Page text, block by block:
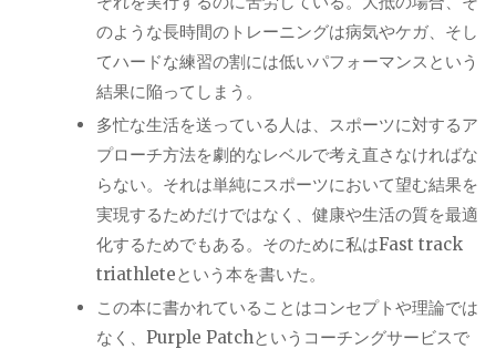
のような長時間のトレーニングは病気やケガ、そし
てハードな練習の割には低いパフォーマンスという
結果に陥ってしまう。
多忙な生活を送っている人は、スポーツに対するア
プローチ方法を劇的なレベルで考え直さなければな
らない。それは単純にスポーツにおいて望む結果を
実現するためだけではなく、健康や生活の質を最適
化するためでもある。そのために私はFast track
triathleteという本を書いた。
この本に書かれていることはコンセプトや理論では
なく、 Purple Patchというコーチングサービスで